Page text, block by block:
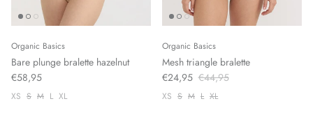
Organic Basics
Bare plunge bralette hazelnut
€58,95
XS S M L XL
Organic Basics
Mesh triangle bralette
€24,95 €44,95
XS S M L XL